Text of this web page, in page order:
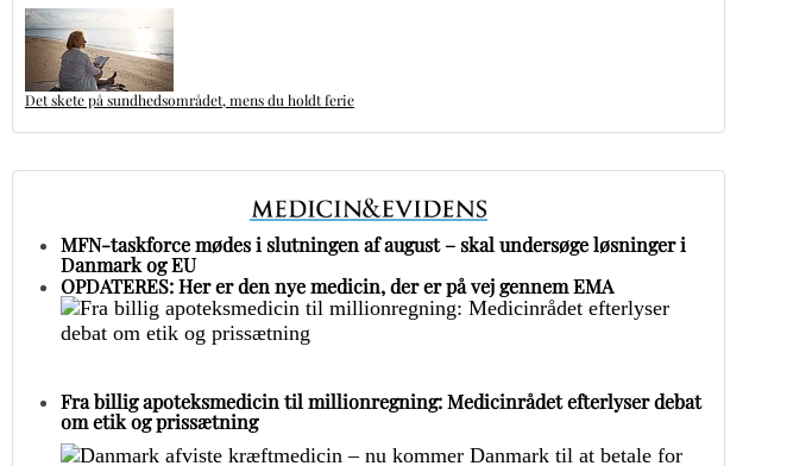
Det skete på sundhedsområdet, mens du holdt ferie
MFN-taskforce mødes i slutningen af august – skal undersøge løsninger i
Danmark og EU
OPDATERES: Her er den nye medicin, der er på vej gennem EMA
Fra billig apoteksmedicin til millionregning: Medicinrådet efterlyser debat
om etik og prissætning